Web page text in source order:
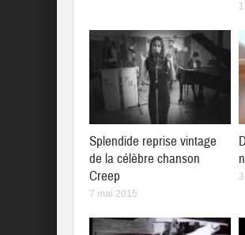
Splendide reprise vintage
de la célèbre chanson
Creep
7 mai 2015